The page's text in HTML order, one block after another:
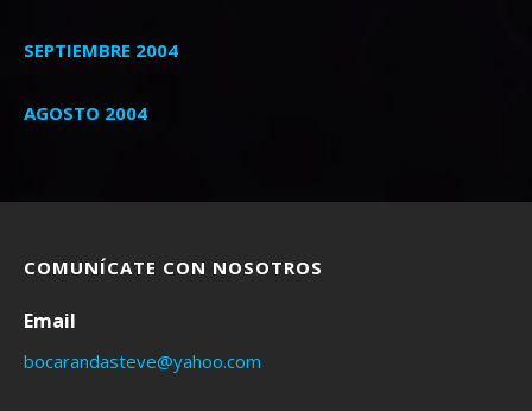
SEPTIEMBRE 2004
AGOSTO 2004
COMUNÍCATE CON NOSOTROS
Email
bocarandasteve@yahoo.com